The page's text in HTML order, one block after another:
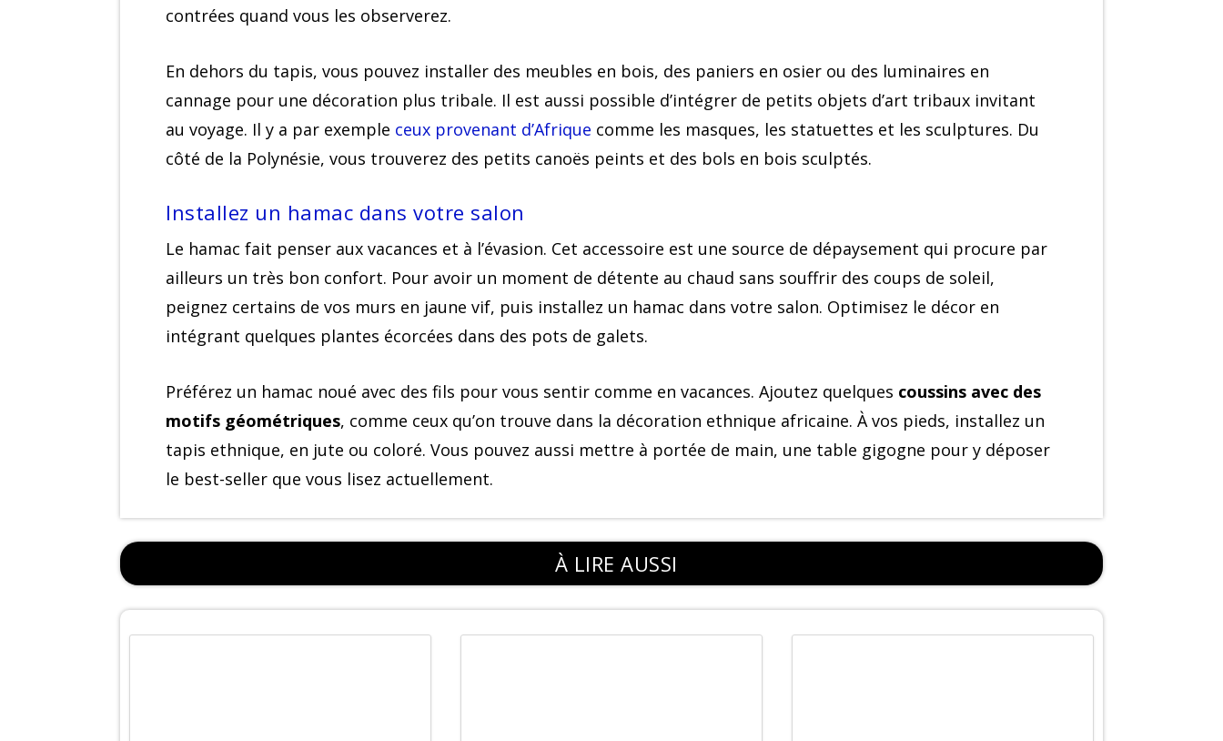
contrées quand vous les observerez.
En dehors du tapis, vous pouvez installer des meubles en bois, des paniers en osier ou des luminaires en
cannage pour une décoration plus tribale. Il est aussi possible d’intégrer de petits objets d’art tribaux invitant
au voyage. Il y a par exemple ceux provenant d’Afrique comme les masques, les statuettes et les sculptures. Du
côté de la Polynésie, vous trouverez des petits canoës peints et des bols en bois sculptés.
Installez un hamac dans votre salon
Le hamac fait penser aux vacances et à l’évasion. Cet accessoire est une source de dépaysement qui procure par
ailleurs un très bon confort. Pour avoir un moment de détente au chaud sans souffrir des coups de soleil,
peignez certains de vos murs en jaune vif, puis installez un hamac dans votre salon. Optimisez le décor en
intégrant quelques plantes écorcées dans des pots de galets.
Préférez un hamac noué avec des fils pour vous sentir comme en vacances. Ajoutez quelques coussins avec des
motifs géométriques, comme ceux qu’on trouve dans la décoration ethnique africaine. À vos pieds, installez un
tapis ethnique, en jute ou coloré. Vous pouvez aussi mettre à portée de main, une table gigogne pour y déposer
le best-seller que vous lisez actuellement.
À LIRE AUSSI